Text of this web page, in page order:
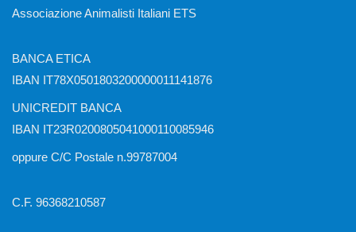
Associazione Animalisti Italiani ETS
BANCA ETICA
IBAN IT78X0501803200000011141876
UNICREDIT BANCA
IBAN IT23R0200805041000110085946
oppure C/C Postale n.99787004
C.F. 96368210587